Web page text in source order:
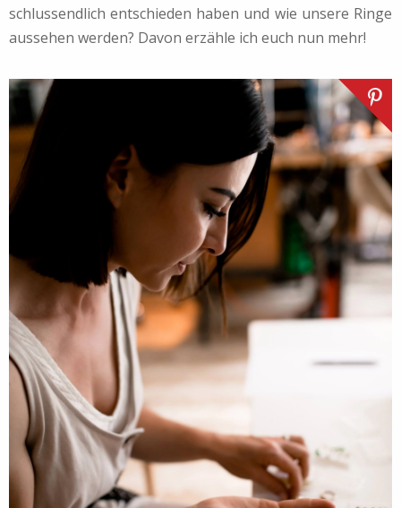
schlussendlich entschieden haben und wie unsere Ringe
aussehen werden? Davon erzähle ich euch nun mehr!